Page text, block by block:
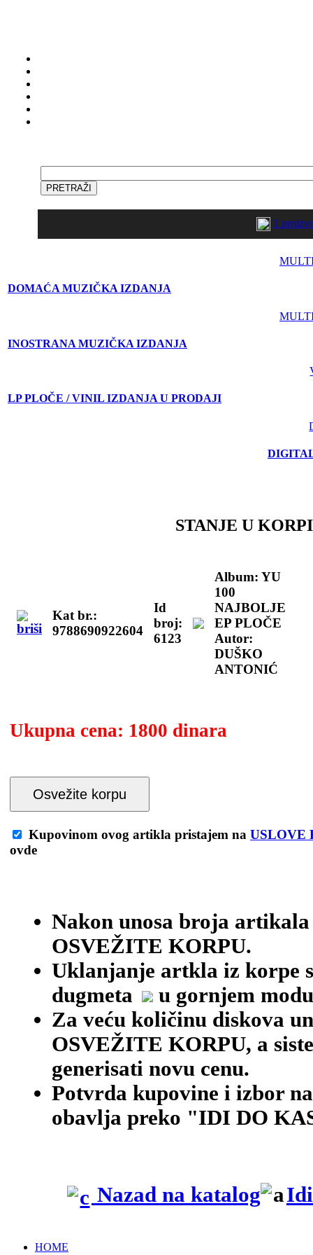
1
DOMAĆA MUZIČKA IZDANJA
INOSTRANA MUZIČKA IZDANJA
LP PLOČE / VINIL IZDANJA U PRODAJI
STANJE U KORPI
Kat br.:
9788690922604
Id
broj:
6123
Album: YU
100
NAJBOLJE
EP PLOČE
Autor:
DUŠKO
ANTONIĆ
Ukupna cena: 1800 dinara
Osvežite korpu
Kupovinom ovog artikla pristajem na USLOVE
ovde
Nakon unosa broja
OSVEŽITE KORPU.
Uklanjanje artkla iz korpe
dugmeta
u gornjem
Za veću količinu diskova
OSVEŽITE KORPU, a
generisati novu cenu.
Potvrda kupovine i izbor
obavlja preko "IDI DO
Nazad na katalog
HOME